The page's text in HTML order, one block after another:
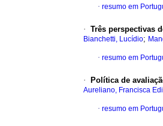
· resumo em
· Três perspectivas
Bianchetti, Lucídio;
· resumo em
· Política de
Aureliano, Francisca
· resumo em